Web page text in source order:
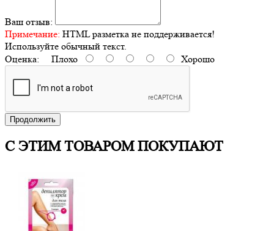
Ваш отзыв:
Примечание: HTML разметка не поддерживается!
Используйте обычный текст.
Оценка: Плохо Хорошо
Продолжить
С ЭТИМ ТОВАРОМ ПОКУПАЮТ